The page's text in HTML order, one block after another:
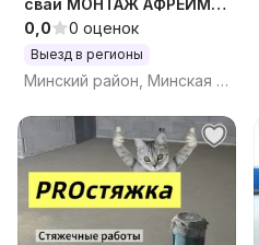
сваи МОНТАЖ АФРЕЙМ
Пирс под дом баня пирс
беседка терраса
участок ростверк
0,0 0 оценок
Выезд в регионы
Минский район, Минская обл.